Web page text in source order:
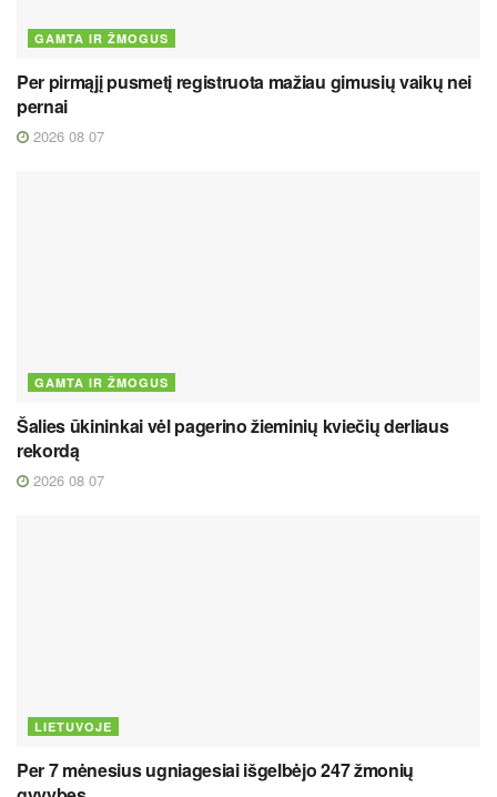
GAMTA IR ŽMOGUS
Per pirmąjį pusmetį registruota mažiau gimusių vaikų nei
pernai
2026 08 07
GAMTA IR ŽMOGUS
Šalies ūkininkai vėl pagerino žieminių kviečių derliaus
rekordą
2026 08 07
LIETUVOJE
Per 7 mėnesius ugniagesiai išgelbėjo 247 žmonių